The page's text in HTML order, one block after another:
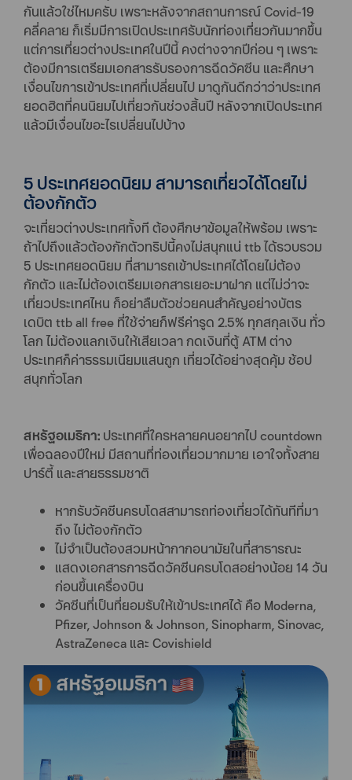
กันแล้วใช่ไหมครับ เพราะหลังจากสถานการณ์ Covid-19
คลี่คลาย ก็เริ่มมีการเปิดประเทศรับนักท่องเที่ยวกันมากขึ้น
แต่การเที่ยวต่างประเทศในปีนี้ คงต่างจากปีก่อน ๆ เพราะ
ต้องมีการเตรียมเอกสารรับรองการฉีดวัคซีน และศึกษา
เงื่อนไขการเข้าประเทศที่เปลี่ยนไป มาดูกันดีกว่าว่าประเทศ
ยอดฮิตที่คนนิยมไปเที่ยวกันช่วงสิ้นปี หลังจากเปิดประเทศ
แล้วมีเงื่อนไขอะไรเปลี่ยนไปบ้าง
5 ประเทศยอดนิยม สามารถเที่ยวได้โดยไม่
ต้องกักตัว
จะเที่ยวต่างประเทศทั้งที ต้องศึกษาข้อมูลให้พร้อม เพราะ
ถ้าไปถึงแล้วต้องกักตัวทริปนี้คงไม่สนุกแน่ ttb ได้รวบรวม
5 ประเทศยอดนิยม ที่สามารถเข้าประเทศได้โดยไม่ต้อง
กักตัว และไม่ต้องเตรียมเอกสารเยอะมาฝาก แต่ไม่ว่าจะ
เที่ยวประเทศไหน ก็อย่าลืมตัวช่วยคนสำคัญอย่างบัตร
เดบิต ttb all free ที่ใช้จ่ายก็ฟรีค่ารูด 2.5% ทุกสกุลเงิน ทั่ว
โลก ไม่ต้องแลกเงินให้เสียเวลา กดเงินที่ตู้ ATM ต่าง
ประเทศก็ค่าธรรมเนียมแสนถูก เที่ยวได้อย่างสุดคุ้ม ช้อป
สนุกทั่วโลก
สหรัฐอเมริกา: ประเทศที่ใครหลายคนอยากไป countdown
เพื่อฉลองปีใหม่ มีสถานที่ท่องเที่ยวมากมาย เอาใจทั้งสาย
ปาร์ตี้ และสายธรรมชาติ
หากรับวัคซีนครบโดสสามารถท่องเที่ยวได้ทันทีที่มา
ถึง ไม่ต้องกักตัว
ไม่จำเป็นต้องสวมหน้ากากอนามัยในที่สาธารณะ
แสดงเอกสารการฉีดวัคซีนครบโดสอย่างน้อย 14 วัน
ก่อนขึ้นเครื่องบิน
วัคซีนที่เป็นที่ยอมรับให้เข้าประเทศได้ คือ Moderna,
Pfizer, Johnson & Johnson, Sinopharm, Sinovac,
AstraZeneca และ Covishield